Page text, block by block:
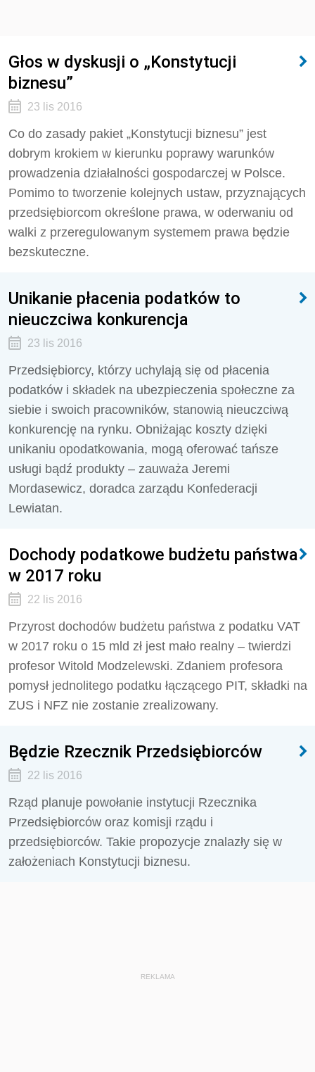
Głos w dyskusji o „Konstytucji
biznesu”
23 lis 2016
Co do zasady pakiet „Konstytucji biznesu” jest
dobrym krokiem w kierunku poprawy warunków
prowadzenia działalności gospodarczej w Polsce.
Pomimo to tworzenie kolejnych ustaw, przyznających
przedsiębiorcom określone prawa, w oderwaniu od
walki z przeregulowanym systemem prawa będzie
bezskuteczne.
Unikanie płacenia podatków to
nieuczciwa konkurencja
23 lis 2016
Przedsiębiorcy, którzy uchylają się od płacenia
podatków i składek na ubezpieczenia społeczne za
siebie i swoich pracowników, stanowią nieuczciwą
konkurencję na rynku. Obniżając koszty dzięki
unikaniu opodatkowania, mogą oferować tańsze
usługi bądź produkty – zauważa Jeremi
Mordasewicz, doradca zarządu Konfederacji
Lewiatan.
Dochody podatkowe budżetu państwa
w 2017 roku
22 lis 2016
Przyrost dochodów budżetu państwa z podatku VAT
w 2017 roku o 15 mld zł jest mało realny – twierdzi
profesor Witold Modzelewski. Zdaniem profesora
pomysł jednolitego podatku łączącego PIT, składki na
ZUS i NFZ nie zostanie zrealizowany.
Będzie Rzecznik Przedsiębiorców
22 lis 2016
Rząd planuje powołanie instytucji Rzecznika
Przedsiębiorców oraz komisji rządu i
przedsiębiorców. Takie propozycje znalazły się w
założeniach Konstytucji biznesu.
REKLAMA